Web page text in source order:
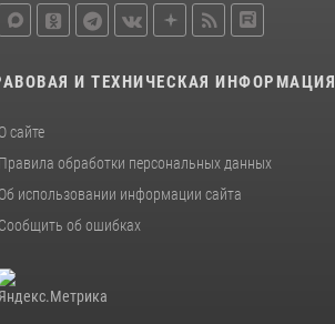
И ТЕХНИЧЕСКАЯ ИНФОРМАЦИЯ
О сайте
Правила обработки персональных данных
Об использовании информации сайта
Сообщить об ошибках